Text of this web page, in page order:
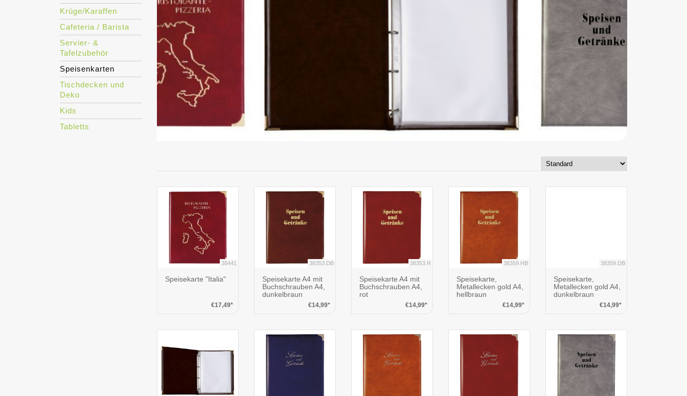
Krüge/Karaffen
Cafeteria / Barista
Servier- &
Tafelzubehör
Speisenkarten
Tischdecken und
Deko
Kids
Tabletts
38441
Speisekarte "Italia"
€17,49*
38353.DB
Speisekarte A4 mit
Buchschrauben A4,
dunkelbraun
€14,99*
38353.R
Speisekarte A4 mit
Buchschrauben A4,
rot
€14,99*
38359.HB
Speisekarte,
Metallecken gold A4,
hellbraun
€14,99*
38359.DB
Speisekarte,
Metallecken gold A4,
dunkelbraun
€14,99*